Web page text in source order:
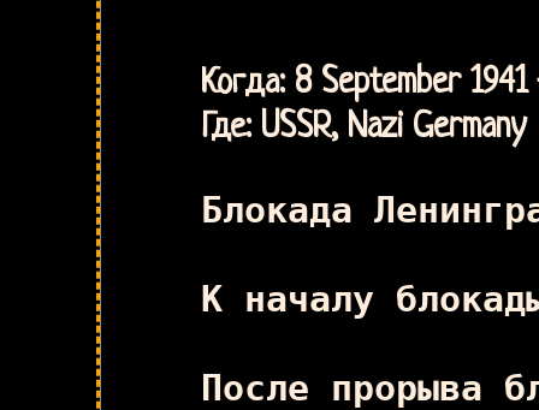
Когда: 8 September
Где: USSR, Nazi Germany
Блокада
К началу
После прорыва